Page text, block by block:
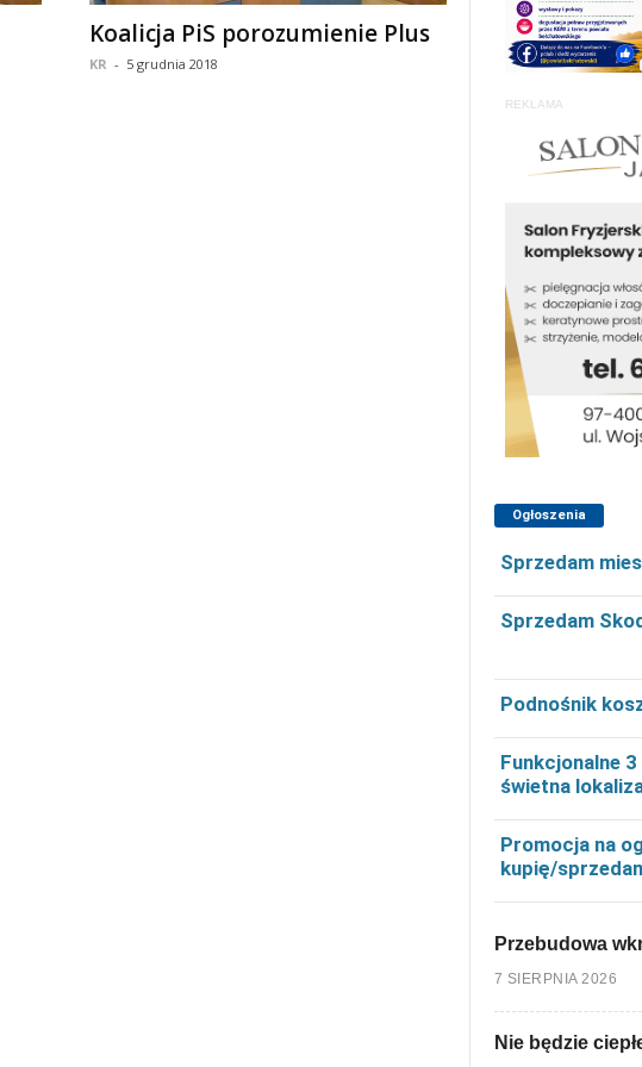
Koalicja PiS porozumienie Plus
KR - 5 grudnia 2018
REKLAMA
Ogłoszenia
Sprzedam
Sprzedam
Podnośnik
Funkcjonalne
świetna
Promocja na
kupię/
Przebudowa
7 SIERPNIA 2026
Nie będzie